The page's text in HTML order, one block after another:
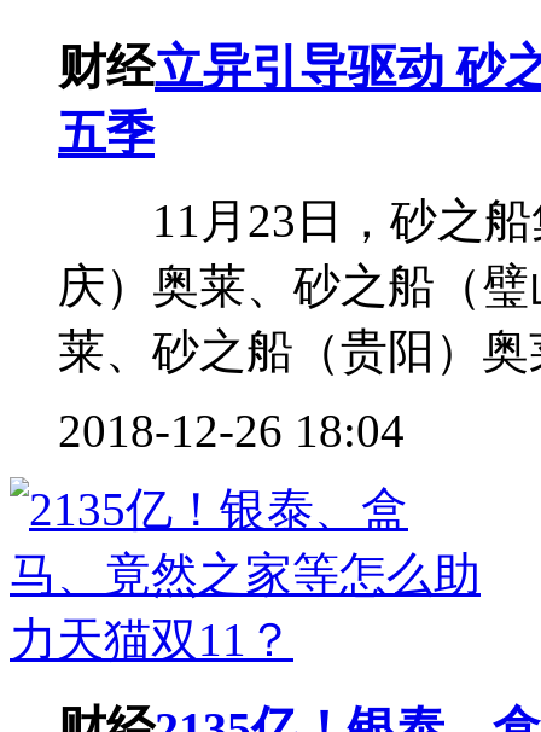
财经立异引导驱动 砂
五季
11月23日，砂之船
庆）奥莱、砂之船（
莱、砂之船（贵阳）奥
2018-12-26 18:04